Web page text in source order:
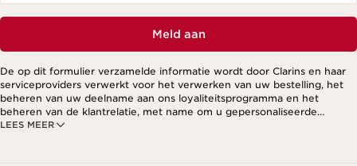
Meld aan
LEES MEER
De op dit formulier verzamelde informatie wordt door Clarins en haar
serviceproviders verwerkt voor het verwerken van uw bestelling, het
beheren van uw deelname aan ons loyaliteitsprogramma en het
beheren van de klantrelatie, met name om u gepersonaliseerde
aanbiedingen te kunnen sturen op basis van uw eerdere aankopen en